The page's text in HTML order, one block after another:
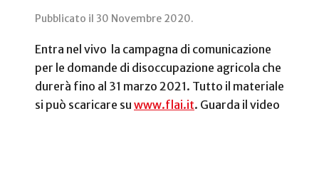
Pubblicato il 30 Novembre 2020.
Entra nel vivo la campagna di comunicazione
per le domande di disoccupazione agricola che
durerà fino al 31 marzo 2021. Tutto il materiale
si può scaricare su www.flai.it. Guarda il video